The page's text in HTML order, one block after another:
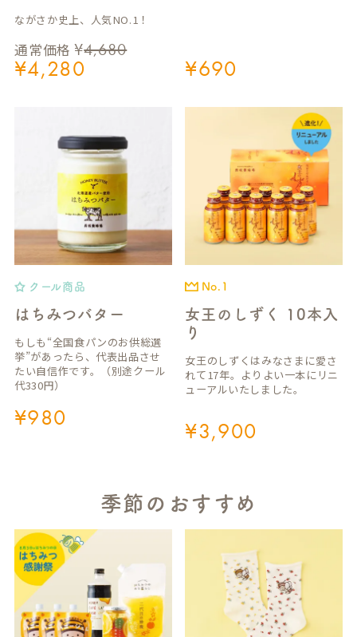
通常価格 ¥4,680
¥4,280
ながさか史上、人気NO.1！
¥690
はちみつバター
クール商品
¥980
もしも“全国食パンのお供総選
挙”があったら、代表出品させ
たい自信作です。（別途クール
代330円）
女王のしずく 10本入
り
No.1
¥3,900
女王のしずくはみなさまに愛さ
れて17年。よりよい一本にリニ
ューアルいたしました。
季節のおすすめ